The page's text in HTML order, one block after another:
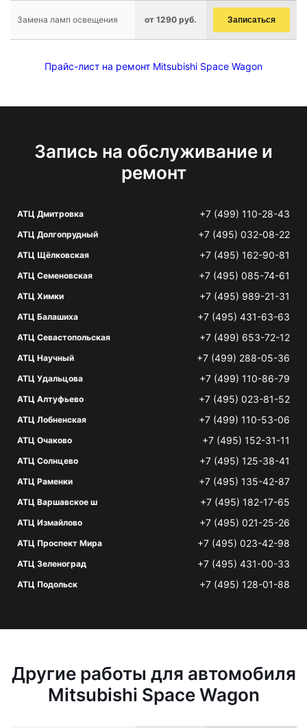
Замена ламп освещения от 1290 руб. Записаться
Прайс-лист на ремонт Mitsubishi Space Wagon
Запись на обслуживание и
ремонт
АТЦ Дмитровка +7 (499) 110-28-43
АТЦ Долгопрудный +7 (495) 032-08-22
АТЦ Щёлковская +7 (495) 162-90-81
АТЦ Семеновская +7 (495) 085-74-61
АТЦ Химки +7 (495) 989-21-31
АТЦ Балашиха +7 (495) 431-63-63
АТЦ Севастопольская +7 (499) 653-72-12
АТЦ Научный +7 (499) 288-05-36
АТЦ Удальцова +7 (499) 110-86-79
АТЦ Алтуфьево +7 (495) 023-81-52
АТЦ Лобненская +7 (499) 110-53-06
АТЦ Очаково +7 (495) 152-31-11
АТЦ Солнцево +7 (495) 125-38-41
АТЦ Раменки +7 (495) 135-42-87
АТЦ Варшавское ш +7 (495) 182-17-65
АТЦ Измайлово +7 (495) 021-25-26
АТЦ Проспект Мира +7 (495) 023-42-98
АТЦ Зеленоград +7 (495) 431-00-33
АТЦ Подольск +7 (495) 128-01-88
Другие работы для автомобиля
Mitsubishi Space Wagon